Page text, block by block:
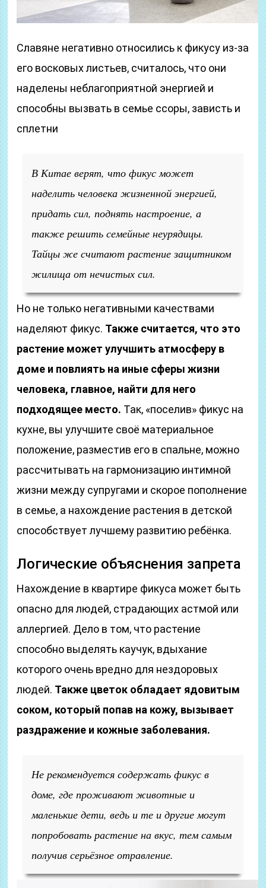
Славяне негативно относились к фикусу из-за
его восковых листьев, считалось, что они
наделены неблагоприятной энергией и
способны вызвать в семье ссоры, зависть и
сплетни
В Китае верят, что фикус может
наделить человека жизненной энергией,
придать сил, поднять настроение, а
также решить семейные неурядицы.
Тайцы же считают растение защитником
жилища от нечистых сил.
Но не только негативными качествами
наделяют фикус. Также считается, что это
растение может улучшить атмосферу в
доме и повлиять на иные сферы жизни
человека, главное, найти для него
подходящее место. Так, «поселив» фикус на
кухне, вы улучшите своё материальное
положение, разместив его в спальне, можно
рассчитывать на гармонизацию интимной
жизни между супругами и скорое пополнение
в семье, а нахождение растения в детской
способствует лучшему развитию ребёнка.
Логические объяснения запрета
Нахождение в квартире фикуса может быть
опасно для людей, страдающих астмой или
аллергией. Дело в том, что растение
способно выделять каучук, вдыхание
которого очень вредно для нездоровых
людей. Также цветок обладает ядовитым
соком, который попав на кожу, вызывает
раздражение и кожные заболевания.
Не рекомендуется содержать фикус в
доме, где проживают животные и
маленькие дети, ведь и те и другие могут
попробовать растение на вкус, тем самым
получив серьёзное отравление.